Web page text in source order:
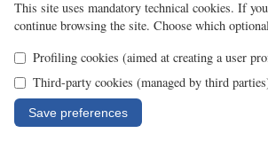
This site uses mandatory technical cookies. If
continue browsing the site. Choose which
Profiling cookies (aimed at creating a user
Third-party cookies (managed by third
Save preferences